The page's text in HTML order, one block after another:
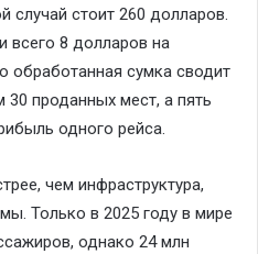
случай стоит 260 долларов.
всего 8 долларов на
обработанная сумка сводит
проданных мест, а пять
одного рейса.
чем инфраструктура,
Только в 2025 году в мире
однако 24 млн